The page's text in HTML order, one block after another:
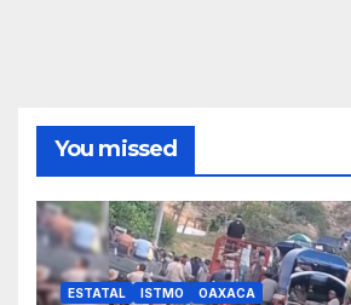
You missed
ESTATAL ISTMO OAXACA